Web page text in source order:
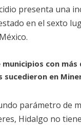
presenta una
en el sexto
municipios con
en
parámetro de
Hidalgo no